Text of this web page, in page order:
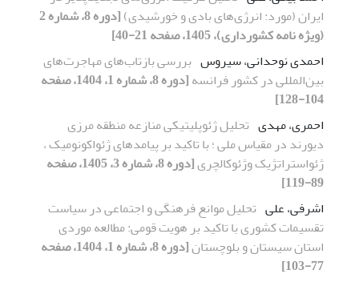
ایران (مورد: انرژی‌های بادی و خورشیدی)
[دوره 8، شماره 2
(ویژه نامه کشورداری)، 1405، صفحه 21-40]
احمدی نوحدانی، سیروس بررسی بازتاب‌های مهاجرت‌های
بین‌المللی در کشور فرانسه
[دوره 8، شماره 1، 1404، صفحه
104-128]
احمری، مهدی تحلیل ژئوپلیتیکی منازعه منطقه مرزی
دیورند در مقیاس ملی ؛ با تاکید بر پیامدهای ژئواکونومیک ،
ژئواستراتژیک وژئوکالچری
[دوره 8، شماره 3، 1405، صفحه
89-119]
اشرفی، علی تحلیل موانع فرهنگی و اجتماعی در سیاست
تقسیمات کشوری با تاکید بر هویت قومی: مطالعه موردی
استان سیستان و بلوچستان
[دوره 8، شماره 1، 1404، صفحه
77-103]